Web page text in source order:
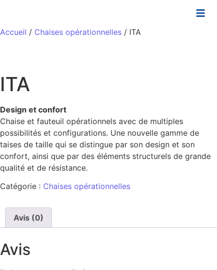
Accueil / Chaises opérationnelles / ITA
ITA
Design et confort
Chaise et fauteuil opérationnels avec de multiples
possibilités et configurations. Une nouvelle gamme de
taises de taille qui se distingue par son design et son
confort, ainsi que par des éléments structurels de grande
qualité et de résistance.
Catégorie : Chaises opérationnelles
Avis (0)
Avis